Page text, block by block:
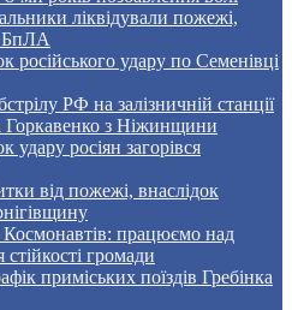
ліквідували пожежі,
БпЛА
російського удару по Семенівці
РФ на залізничній станції
Горкавенко з Ніжинщини
удару росіян загорівся
від пожежі, внаслідок
працюємо над
громади
приміських поїздів Гребінка